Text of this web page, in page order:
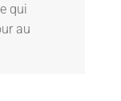
qui
au